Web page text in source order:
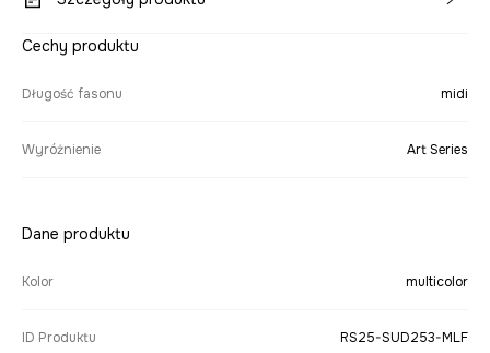
Cechy produktu
Długość fasonu midi
Wyróżnienie Art Series
Dane produktu
Kolor multicolor
ID Produktu RS25-SUD253-MLF